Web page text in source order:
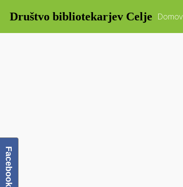
Društvo bibliotekarjev Celje Domov
Facebook